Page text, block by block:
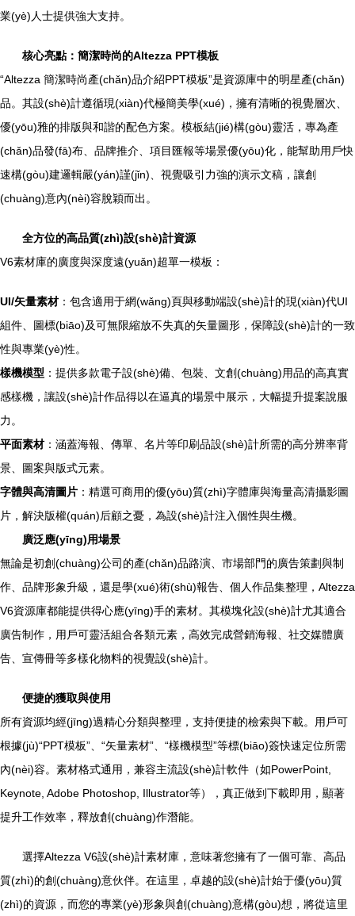
業(yè)人士提供強大支持。
核心亮點：簡潔時尚的Altezza PPT模板
“Altezza 簡潔時尚產(chǎn)品介紹PPT模板”是資源庫中的明星產(chǎn)
品。其設(shè)計遵循現(xiàn)代極簡美學(xué)，擁有清晰的視覺層次、
優(yōu)雅的排版與和諧的配色方案。模板結(jié)構(gòu)靈活，專為產
(chǎn)品發(fā)布、品牌推介、項目匯報等場景優(yōu)化，能幫助用戶快
速構(gòu)建邏輯嚴(yán)謹(jǐn)、視覺吸引力強的演示文稿，讓創
(chuàng)意內(nèi)容脫穎而出。
全方位的高品質(zhì)設(shè)計資源
V6素材庫的廣度與深度遠(yuǎn)超單一模板：
UI/矢量素材：包含適用于網(wǎng)頁與移動端設(shè)計的現(xiàn)代UI
組件、圖標(biāo)及可無限縮放不失真的矢量圖形，保障設(shè)計的一致
性與專業(yè)性。
樣機模型 ：提供多款電子設(shè)備、包裝、文創(chuàng)用品的高真實
感樣機，讓設(shè)計作品得以在逼真的場景中展示，大幅提升提案說服
力。
平面素材：涵蓋海報、傳單、名片等印刷品設(shè)計所需的高分辨率背
景、圖案與版式元素。
字體與高清圖片 ：精選可商用的優(yōu)質(zhì)字體庫與海量高清攝影圖
片，解決版權(quán)后顧之憂，為設(shè)計注入個性與生機。
廣泛應(yīng)用場景
無論是初創(chuàng)公司的產(chǎn)品路演、市場部門的廣告策劃與制
作、品牌形象升級，還是學(xué)術(shù)報告、個人作品集整理，Altezza
V6資源庫都能提供得心應(yīng)手的素材。其模塊化設(shè)計尤其適合
廣告制作，用戶可靈活組合各類元素，高效完成營銷海報、社交媒體廣
告、宣傳冊等多樣化物料的視覺設(shè)計。
便捷的獲取與使用
所有資源均經(jīng)過精心分類與整理，支持便捷的檢索與下載。用戶可
根據(jù)“PPT模板”、“矢量素材”、“樣機模型”等標(biāo)簽快速定位所需
內(nèi)容。素材格式通用，兼容主流設(shè)計軟件（如PowerPoint,
Keynote, Adobe Photoshop, Illustrator等），真正做到下載即用，顯著
提升工作效率，釋放創(chuàng)作潛能。
選擇Altezza V6設(shè)計素材庫，意味著您擁有了一個可靠、高品
質(zhì)的創(chuàng)意伙伴。在這里，卓越的設(shè)計始于優(yōu)質
(zhì)的資源，而您的專業(yè)形象與創(chuàng)意構(gòu)想，將從這里